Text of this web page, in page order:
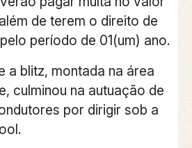
de terem o direito de
período de 01(um) ano.
a blitz, montada na área
culminou na autuação de
por dirigir sob a